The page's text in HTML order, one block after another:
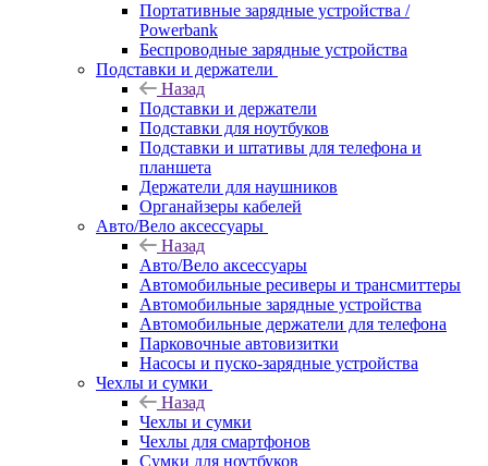
Портативные зарядные устройства /
Powerbank
Беспроводные зарядные устройства
Подставки и держатели
Назад
Подставки и держатели
Подставки для ноутбуков
Подставки и штативы для телефона и
планшета
Держатели для наушников
Органайзеры кабелей
Авто/Вело аксессуары
Назад
Авто/Вело аксессуары
Автомобильные ресиверы и трансмиттеры
Автомобильные зарядные устройства
Автомобильные держатели для телефона
Парковочные автовизитки
Насосы и пуско-зарядные устройства
Чехлы и сумки
Назад
Чехлы и сумки
Чехлы для смартфонов
Сумки для ноутбуков